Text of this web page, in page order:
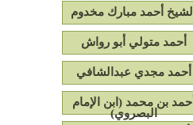
الشيخ أحمد مبارك مخدوم
أحمد متولي أبو رواش
أحمد مجدي عبدالشافي
أحمد بن محمد (ابن الإمام
البصروي)